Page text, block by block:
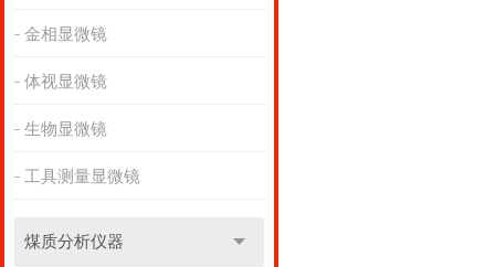
金相显微镜
体视显微镜
生物显微镜
工具测量显微镜
煤质分析仪器